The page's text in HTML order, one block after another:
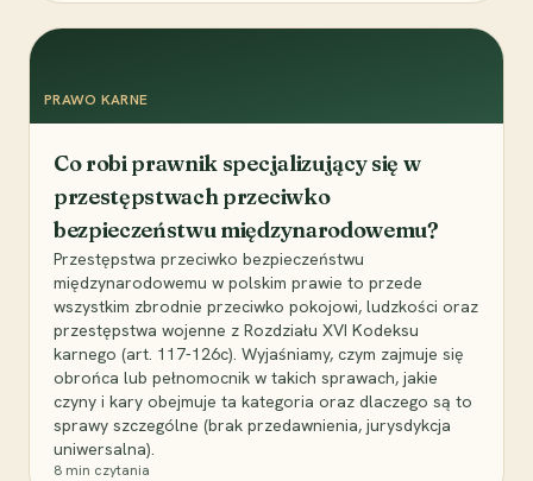
PRAWO KARNE
Co robi prawnik specjalizujący się w
przestępstwach przeciwko
bezpieczeństwu międzynarodowemu?
Przestępstwa przeciwko bezpieczeństwu
międzynarodowemu w polskim prawie to przede
wszystkim zbrodnie przeciwko pokojowi, ludzkości oraz
przestępstwa wojenne z Rozdziału XVI Kodeksu
karnego (art. 117-126c). Wyjaśniamy, czym zajmuje się
obrońca lub pełnomocnik w takich sprawach, jakie
czyny i kary obejmuje ta kategoria oraz dlaczego są to
sprawy szczególne (brak przedawnienia, jurysdykcja
uniwersalna).
8 min czytania